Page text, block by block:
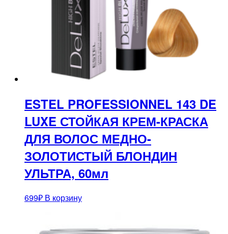
ESTEL PROFESSIONNEL 143 DE
LUXE СТОЙКАЯ КРЕМ-КРАСКА
ДЛЯ ВОЛОС МЕДНО-
ЗОЛОТИСТЫЙ БЛОНДИН
УЛЬТРА, 60мл
699₽ В корзину